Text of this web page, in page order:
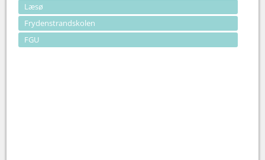
Læsø
Frydenstrandskolen
FGU